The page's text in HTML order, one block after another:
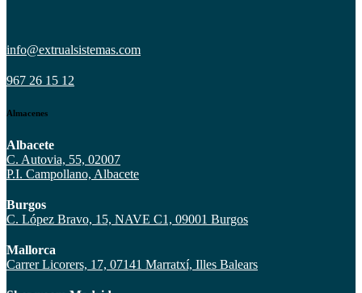
info@extrualsistemas.com
967 26 15 12
Almacenes
Albacete
C. Autovia, 55, 02007
P.I. Campollano, Albacete
Burgos
C. López Bravo, 15, NAVE C1, 09001 Burgos
Mallorca
Carrer Licorers, 17, 07141 Marratxí, Illes Balears